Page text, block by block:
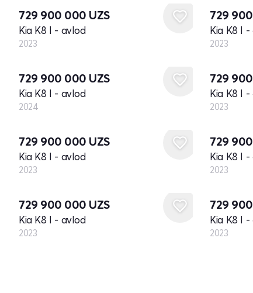
729 900 000 UZS
Kia K8 I - avlod
2023
729
Kia K8 I
2023
729 900 000 UZS
Kia K8 I - avlod
2024
729
Kia K8 I
2023
729 900 000 UZS
Kia K8 I - avlod
2023
729
Kia K8 I
2023
729 900 000 UZS
Kia K8 I - avlod
2023
729
Kia K8 I
2023